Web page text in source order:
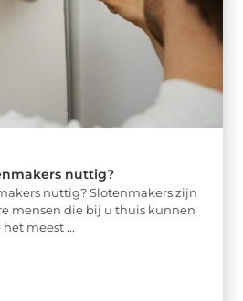
nuttig?
nuttig? Slotenmakers zijn
mensen die bij u thuis kunnen
meest ...